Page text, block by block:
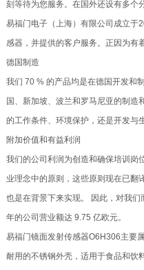
刻等待为您服务。在国外还设有多个
易福门电子（上海）有限公司成立于
感器，并提供的客户服务。正因为有
德国制造
我们 70 % 的产品均是在德国开发和
国、新加坡、波兰和罗马尼亚的制
的工作条件、环境保护，还是开发与
附加价值和有益利润
我们的公司利润为创造和确保培训岗
业理念中的原则，这些原则现在已翻
也是在背景下来实现。 因此，对我
年的公司营业额达 9.75 亿欧元。
易福门镜面发射传感器O6H306主要属
耐用的不锈钢外壳，适用于食品和饮